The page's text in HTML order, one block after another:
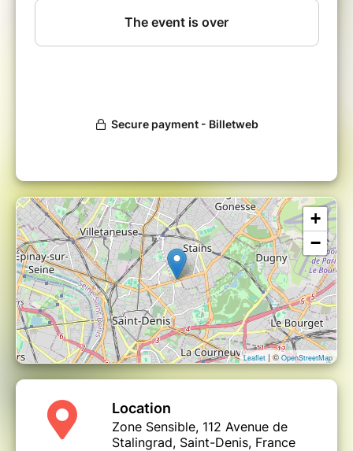
Paris. Spécialiste de l'alimentation, il enseigne
la physico-bio-chimie culinaire au sein de
du grand public et des professionnels (chefs,
formateurs, ingénieurs). Il est également co-
et formateur à l'INSPE pour les professeurs de
cuisine. Il est l'auteur d'une dizaine d'ouvrages
sur l'alimentation dont "Toute la chimie qu'il
faut savoir pour devenir un chef!" (Flammarion,
2017), ″Je mange donc je suis. Petit
dictionnaire curieux de l’alimentation″ (Editions
du MNHN, 2019) et "Molécules. La science
dans l'assiette" (Editions de l'Argol, 2021).
L'École du bien Manger se réalise avec le
soutien du Département 93 via le programme
Agir In Seine Saint-Denis
+
−
Leaflet | ©OpenStreetMap
Location
Zone Sensible, 112 Avenue de
Stalingrad, Saint-Denis, France